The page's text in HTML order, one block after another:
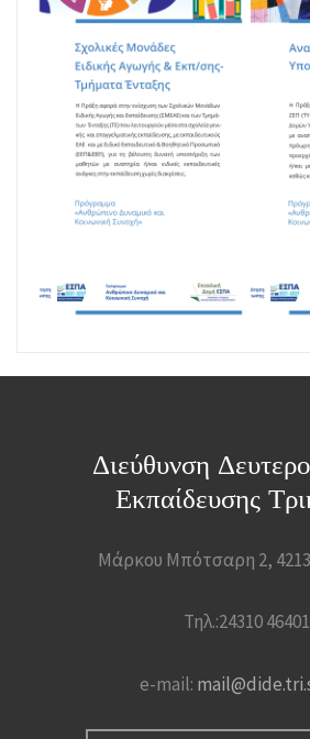
Διεύθυνση
Εκπαίδευσης
Μάρκου Μπότσαρη 2,
Τηλ.:24310 46401
e-mail: